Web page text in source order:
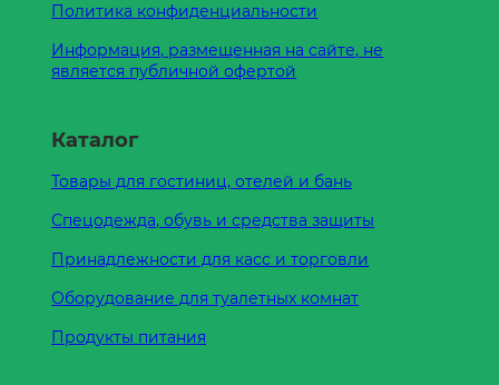
Политика конфиденциальности
Информация, размещенная на сайте, не
является публичной офертой
Каталог
Товары для гостиниц, отелей и бань
Спецодежда, обувь и средства защиты
Принадлежности для касс и торговли
Оборудование для туалетных комнат
Продукты питания